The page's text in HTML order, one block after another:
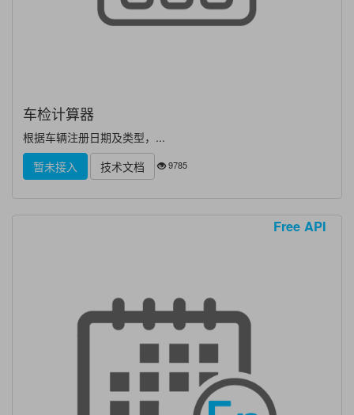
车检计算器
根据车辆注册日期及类型，...
暂未接入
技术文档 9785
Free API